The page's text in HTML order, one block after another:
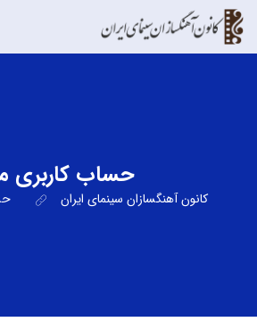
حساب کاربری
کانون آهنگسازان سینمای ایران